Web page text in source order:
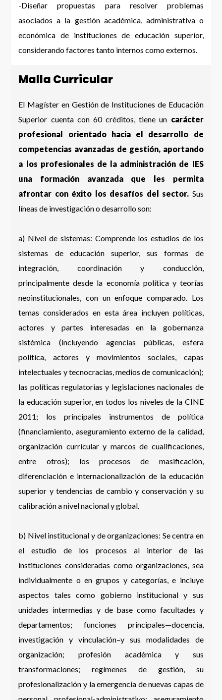
-Diseñar propuestas para resolver problemas
asociados a la gestión académica, administrativa o
económica de instituciones de educación superior,
considerando factores tanto internos como externos.
Malla Curricular
El Magíster en Gestión de Instituciones de Educación
Superior cuenta con 60 créditos, tiene un carácter
profesional orientado hacia el desarrollo de
competencias avanzadas de gestión, aportando
a los profesionales de la administración de IES
una formación avanzada que les permita
afrontar con éxito los desafíos del sector. Sus
líneas de investigación o desarrollo son:
a) Nivel de sistemas: Comprende los estudios de los
sistemas de educación superior, sus formas de
integración, coordinación y conducción,
principalmente desde la economía política y teorías
neoinstitucionales, con un enfoque comparado. Los
temas considerados en esta área incluyen políticas,
actores y partes interesadas en la gobernanza
sistémica (incluyendo agencias públicas, esfera
política, actores y movimientos sociales, capas
intelectuales y tecnocracias, medios de comunicación);
las políticas regulatorias y legislaciones nacionales de
la educación superior, en todos los niveles de la CINE
2011; los principales instrumentos de política
(financiamiento, aseguramiento externo de la calidad,
organización curricular y marcos de cualificaciones,
entre otros); los procesos de masificación,
diferenciación e internacionalización de la educación
superior y tendencias de cambio y conservación y su
calibración a nivel nacional y global.
b) Nivel institucional y de organizaciones: Se centra en
el estudio de los procesos al interior de las
instituciones consideradas como organizaciones, sea
individualmente o en grupos y categorías, e incluye
aspectos tales como gobierno institucional y sus
unidades intermedias y de base como facultades y
departamentos; funciones principales—docencia,
investigación y vinculación–y sus modalidades de
organización; profesión académica y sus
transformaciones; regímenes de gestión, su
profesionalización y la emergencia de nuevas capas de